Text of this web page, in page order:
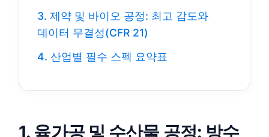
3. 제약 및 바이오 공정: 최고 감도와
데이터 무결성(CFR 21)
4. 산업별 필수 스펙 요약표
1. 육가공 및 수산물 공정: 방수